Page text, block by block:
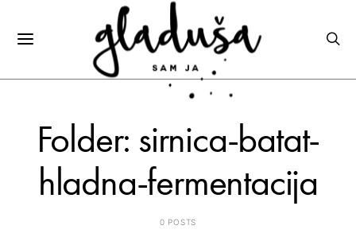
Folder: sirnica-batat-
hladna-fermentacija
0 POSTS